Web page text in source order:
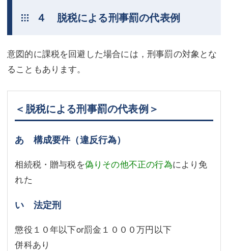
４ 脱税による刑事罰の代表例
意図的に課税を回避した場合には，刑事罰の対象とな
ることもあります。
＜脱税による刑事罰の代表例＞
あ 構成要件（違反行為）
相続税・贈与税を偽りその他不正の行為により免
れた
い 法定刑
懲役１０年以下or罰金１０００万円以下
併科あり